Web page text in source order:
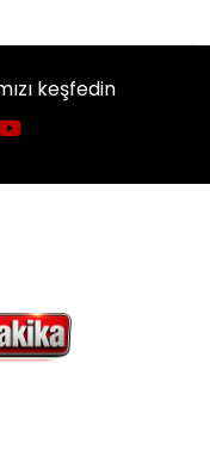
keşfedin